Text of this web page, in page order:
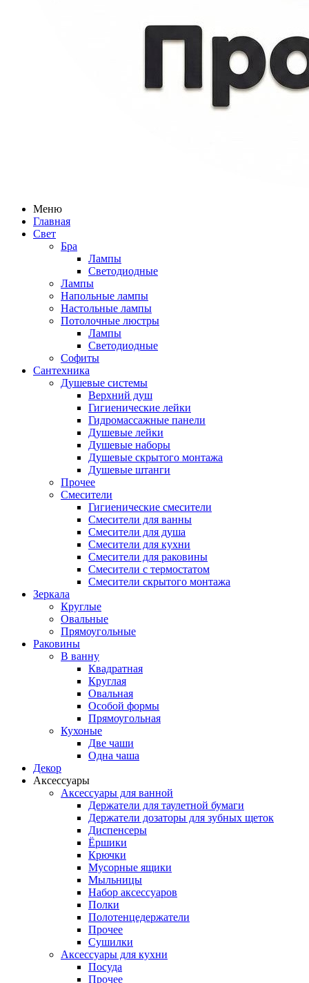
Меню
Главная
Свет
Бра
Лампы
Светодиодные
Лампы
Напольные лампы
Настольные лампы
Потолочные люстры
Лампы
Светодиодные
Софиты
Сантехника
Душевые системы
Верхний душ
Гигиенические лейки
Гидромассажные панели
Душевые лейки
Душевые наборы
Душевые скрытого монтажа
Душевые штанги
Прочее
Смесители
Гигиенические смесители
Смесители для ванны
Смесители для душа
Смесители для кухни
Смесители для раковины
Смесители с термостатом
Смесители скрытого монтажа
Зеркала
Круглые
Овальные
Прямоугольные
Раковины
В ванну
Квадратная
Круглая
Овальная
Особой формы
Прямоугольная
Кухоные
Две чаши
Одна чаша
Декор
Аксессуары
Аксессуары для ванной
Держатели для таулетной бумаги
Держатели дозаторы для зубных щеток
Диспенсеры
Ёршики
Крючки
Мусорные ящики
Мыльницы
Набор аксессуаров
Полки
Полотенцедержатели
Прочее
Сушилки
Аксессуары для кухни
Посуда
Прочее